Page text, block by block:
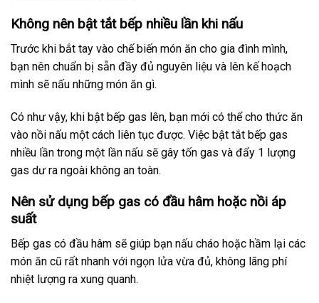
Không nên bật tắt bếp nhiều lần khi nấu
Trước khi bắt tay vào chế biến món ăn cho gia đình mình,
bạn nên chuẩn bị sẵn đầy đủ nguyên liệu và lên kế hoạch
mình sẽ nấu những món ăn gì.
Có như vậy, khi bật bếp gas lên, bạn mới có thể cho thức ăn
vào nồi nấu một cách liên tục được. Việc bật tắt bếp gas
nhiều lần trong một lần nấu sẽ gây tốn gas và đẩy 1 lượng
gas dư ra ngoài không an toàn.
Nên sử dụng bếp gas có đầu hâm hoặc nồi áp
suất
Bếp gas có đầu hâm sẽ giúp bạn nấu cháo hoặc hầm lại các
món ăn cũ rất nhanh với ngọn lửa vừa đủ, không lãng phí
nhiệt lượng ra xung quanh.